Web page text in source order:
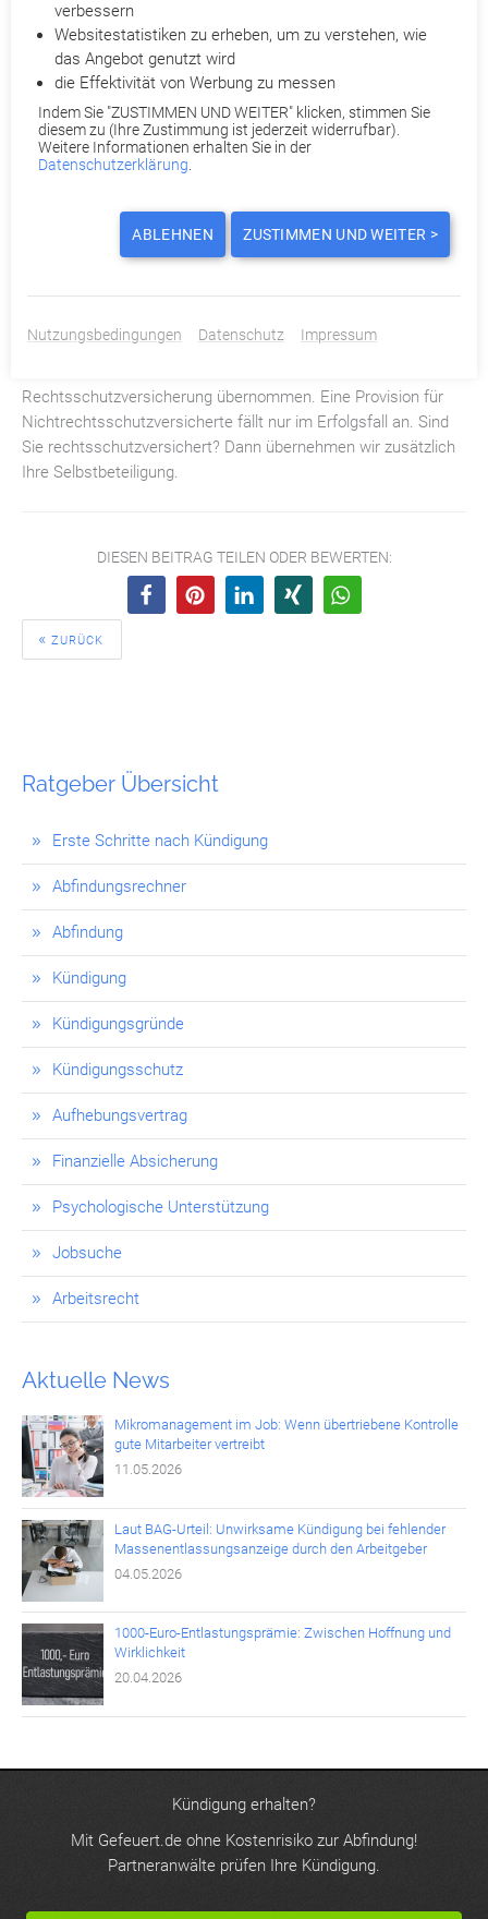
Ratgeber Übersicht
Erste Schritte nach Kündigung
Abfindungsrechner
Abfindung
Kündigung
Kündigungsgründe
Kündigungsschutz
Aufhebungsvertrag
Finanzielle Absicherung
Psychologische Unterstützung
Jobsuche
Arbeitsrecht
Aktuelle News
Mikromanagement im Job: Wenn übertriebene Kontrolle
gute Mitarbeiter vertreibt
11.05.2026
Laut BAG-Urteil: Unwirksame Kündigung bei fehlender
Massenentlassungsanzeige durch den Arbeitgeber
04.05.2026
1000-Euro-Entlastungsprämie: Zwischen Hoffnung und
Wirklichkeit
20.04.2026
Jetzt Kündigung prüfen lassen
Gefeuert.de macht sich für Ihre Abfindung stark!
Partneranwälte prüfen Ihre Kündigung
Ihnen wurde gekündigt? Holen Sie ohne Kostenrisiko das
, Kündigungsrücknahme, Terminverschiebung oder
detailliert Ihre Kündigung und beraten Sie telefonisch. Reichen
dabei keine Anwalts- und Verfahrenskosten. Denn diese
Rechtsschutzversicherung übernommen. Eine Provision für
Nichtrechtsschutzversicherte fällt nur im Erfolgsfall an. Sind
Sie rechtsschutzversichert? Dann übernehmen wir zusätzlich
Ihre Selbstbeteiligung.
DIESEN BEITRAG TEILEN ODER BEWERTEN:
ZURÜCK
Kündigung erhalten?
Mit Gefeuert.de ohne Kostenrisiko zur Abfindung!
Partneranwälte prüfen Ihre Kündigung.
verbessern
Websitestatistiken zu erheben, um zu verstehen, wie
das Angebot genutzt wird
die Effektivität von Werbung zu messen
Indem Sie "ZUSTIMMEN UND WEITER" klicken, stimmen Sie
diesem zu (Ihre Zustimmung ist jederzeit widerrufbar).
Weitere Informationen erhalten Sie in der
Datenschutzerklärung
ABLEHNEN ZUSTIMMEN UND WEITER >
Nutzungsbedingungen Datenschutz Impressum